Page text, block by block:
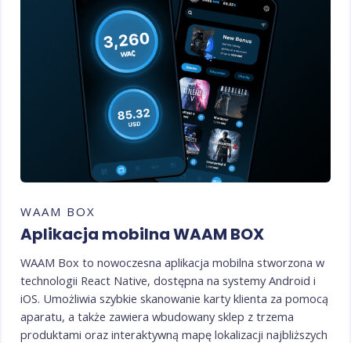
WAAM BOX
Aplikacja mobilna WAAM BOX
WAAM Box to nowoczesna aplikacja mobilna stworzona w
technologii React Native, dostępna na systemy Android i
iOS. Umożliwia szybkie skanowanie karty klienta za pomocą
aparatu, a także zawiera wbudowany sklep z trzema
produktami oraz interaktywną mapę lokalizacji najbliższych